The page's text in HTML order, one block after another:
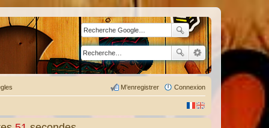
Connexion
M’enregistrer